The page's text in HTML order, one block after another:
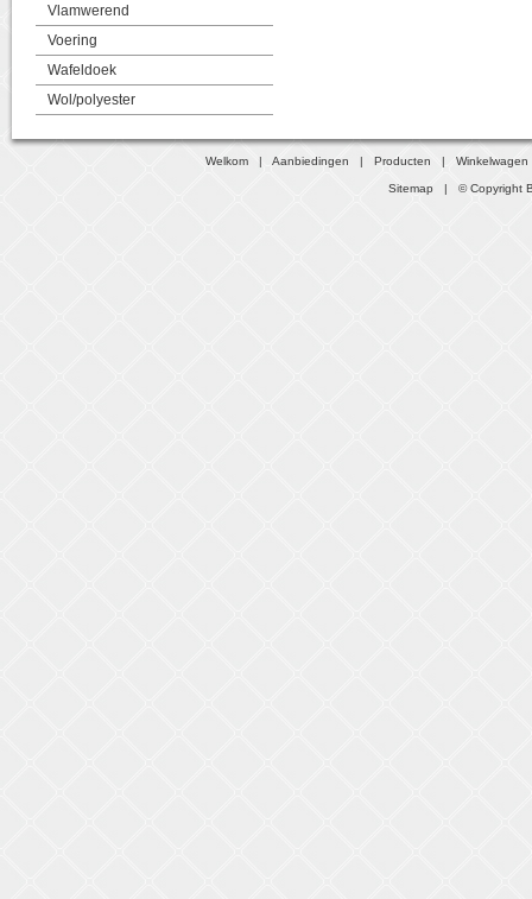
Vlamwerend
Voering
Wafeldoek
Wol/polyester
Welkom |Aanbiedingen |Producten |Winkelwagen
Sitemap | © Copyright